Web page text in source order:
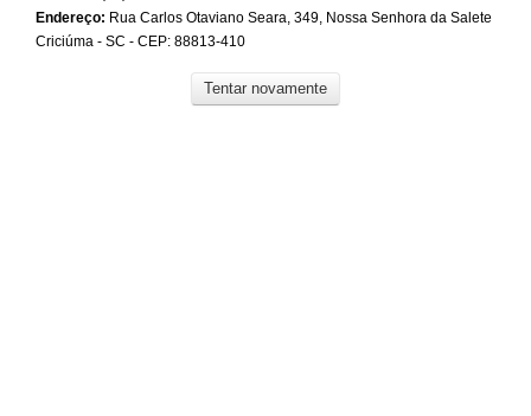
Endereço: Rua Carlos Otaviano Seara, 349, Nossa Senhora da Salete
Criciúma - SC - CEP: 88813-410